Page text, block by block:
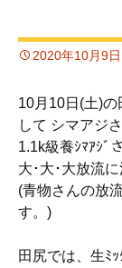
2020年10月9日
10月10日(土)の
して シマアジ
1.1k級養ｼﾏｱｼﾞ
大･大･大放流
(青物さんの放
す。)
田尻では、生ﾐ